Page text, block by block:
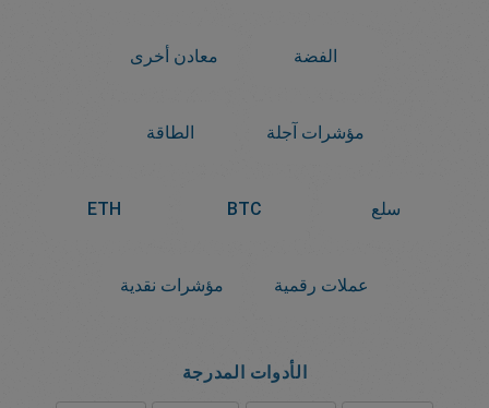
الفضة معادن أخرى
مؤشرات آجلة الطاقة
سلع BTC
ETH
عملات رقمية مؤشرات نقدية
الأدوات المدرجة